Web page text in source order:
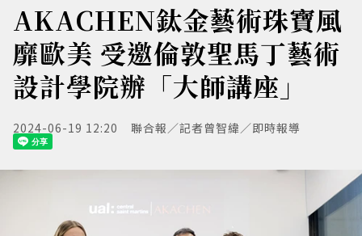
AKACHEN鈦金藝術珠寶風
靡歐美 受邀倫敦聖馬丁藝術
設計學院辦「大師講座」
2024-06-19 12:20 聯合報／記者曾智緯／即時報導